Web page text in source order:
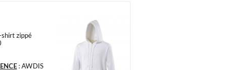
shirt zippé
: AWDIS